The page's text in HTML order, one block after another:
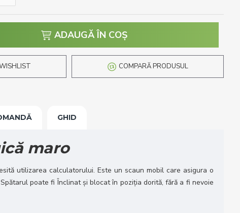
ADAUGĂ ÎN COŞ
COMPARĂ PRODUSUL
GHID
maro
utilizarea calculatorului. Este un scaun mobil care asigura o
poate fi Înclinat și blocat în poziția dorită, fără a fi nevoie